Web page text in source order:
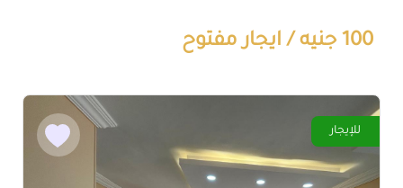
100 جنيه / ايجار مفتوح
للإيجار